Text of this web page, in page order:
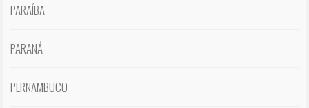
PARAÍBA
PARANÁ
PERNAMBUCO